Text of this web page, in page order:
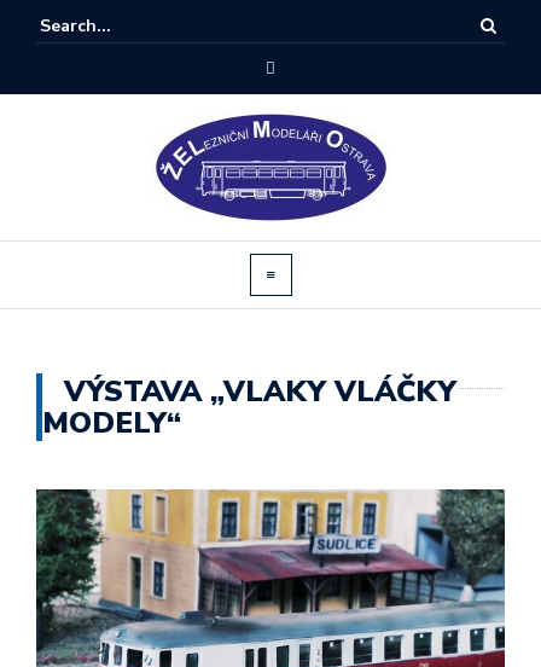
VÝSTAVA „VLAKY VLÁČKY
MODELY“